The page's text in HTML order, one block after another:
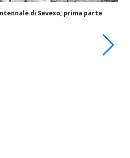
di Seveso, prima parte